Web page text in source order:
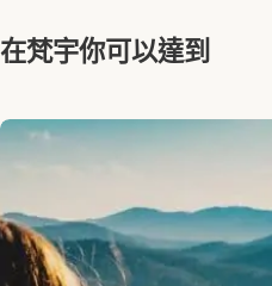
在梵宇你可以達到